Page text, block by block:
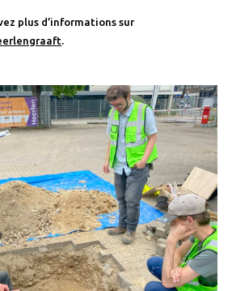
plus d’informations sur
.